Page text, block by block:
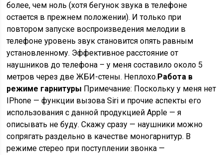
более, чем ноль (хотя бегунок звука в телефоне
остается в прежнем положении). И только при
повтором запуске воспроизведения мелодии в
телефоне уровень звук становится опять равным
установленному. Эффективное расстояние от
наушников до телефона – у меня составило около 5
метров через две ЖБИ-стены. Неплохо.Работа в
режиме гарнитуры Примечание: Поскольку у меня нет
IPhone — функции вызова Siri и прочие аспекты его
использования с данной продукцией Apple — я
описывать не буду. Скажу сразу — наушники можно
сопрягать раздельно в качестве моногарнитур. В
режиме стерео при поступлении звонка —